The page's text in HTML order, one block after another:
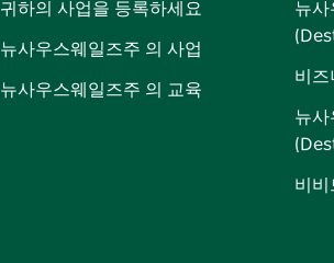
램
트
귀하의 사업을 등록하세요
뉴사우스웨일즈주 의 사업
뉴사우스웨일즈주 의 교육
뉴사
비즈
뉴사
비